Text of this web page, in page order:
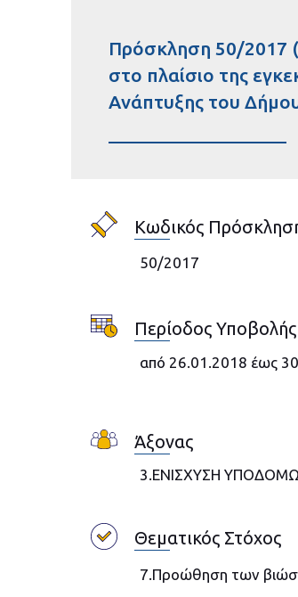
Πρόσκληση 50/2017
στο πλαίσιο της
Ανάπτυξης του
Κωδικός
50/2017
Περίοδος Υποβολής
από 26.01.2018 έως
Άξονας
3.ΕΝΙΣΧΥΣΗ
Θεματικός Στόχος
7.Προώθηση των